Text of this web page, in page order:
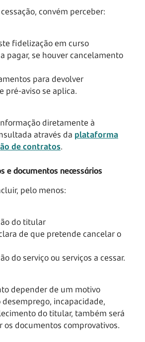
convém perceber:
fidelização em curso
pagar, se houver cancelamento
para devolver
pré-aviso se aplica.
diretamente à
através da plataforma
de contratos.
e documentos necessários
pelo menos:
do titular
de que pretende cancelar o
do serviço ou serviços a cessar.
depender de um motivo
incapacidade,
do titular, também será
os documentos comprovativos.